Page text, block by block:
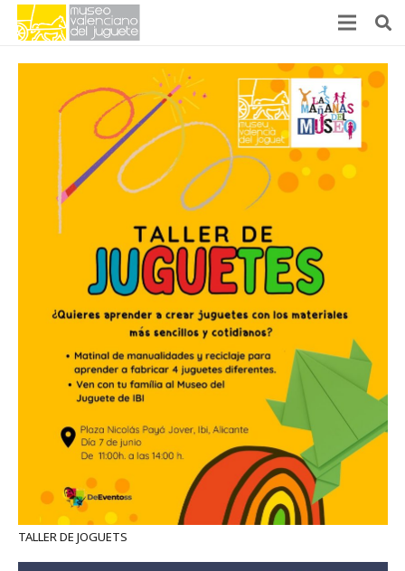
TALLER DE JOGUETS